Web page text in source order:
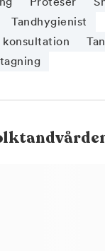
Tandhygienist